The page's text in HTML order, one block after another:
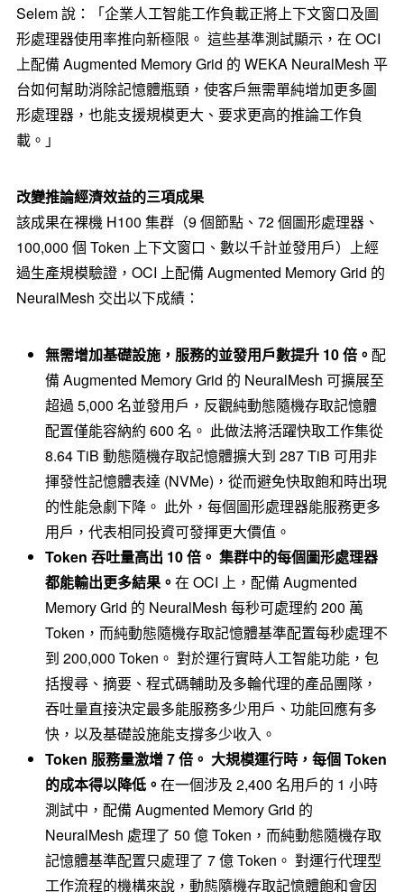
Selem 說：「企業人工智能工作負載正將上下文窗口及圖
形處理器使用率推向新極限。 這些基準測試顯示，在 OCI
上配備 Augmented Memory Grid 的 WEKA NeuralMesh 平
台如何幫助消除記憶體瓶頸，使客戶無需單純增加更多圖
形處理器，也能支援規模更大、要求更高的推論工作負
載。」
改變推論經濟效益的三項成果
該成果在裸機 H100 集群（9 個節點、72 個圖形處理器、
100,000 個 Token 上下文窗口、數以千計並發用戶）上經
過生產規模驗證，OCI 上配備 Augmented Memory Grid 的
NeuralMesh 交出以下成績：
無需增加基礎設施，服務的並發用戶數提升 10 倍。 配
備 Augmented Memory Grid 的 NeuralMesh 可擴展至
超過 5,000 名並發用戶，反觀純動態隨機存取記憶體
配置僅能容納約 600 名。 此做法將活躍快取工作集從
8.64 TiB 動態隨機存取記憶體擴大到 287 TiB 可用非
揮發性記憶體表達 (NVMe)，從而避免快取飽和時出現
的性能急劇下降。 此外，每個圖形處理器能服務更多
用戶，代表相同投資可發揮更大價值。
Token 吞吐量高出 10 倍。 集群中的每個圖形處理器
都能輸出更多結果。 在 OCI 上，配備 Augmented
Memory Grid 的 NeuralMesh 每秒可處理約 200 萬
Token，而純動態隨機存取記憶體基準配置每秒處理不
到 200,000 Token。 對於運行實時人工智能功能，包
括搜尋、摘要、程式碼輔助及多輪代理的產品團隊，
吞吐量直接決定最多能服務多少用戶、功能回應有多
快，以及基礎設施能支撐多少收入。
Token 服務量激增 7 倍。 大規模運行時，每個 Token
的成本得以降低。 在一個涉及 2,400 名用戶的 1 小時
測試中，配備 Augmented Memory Grid 的
NeuralMesh 處理了 50 億 Token，而純動態隨機存取
記憶體基準配置只處理了 7 億 Token。 對運行代理型
工作流程的機構來說，動態隨機存取記憶體飽和會因